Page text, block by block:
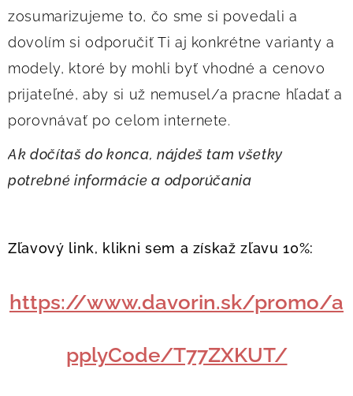
zosumarizujeme to, čo sme si povedali a
dovolím si odporučiť Ti aj konkrétne varianty a
modely, ktoré by mohli byť vhodné a cenovo
prijateľné, aby si už nemusel/a pracne hľadať a
porovnávať po celom internete.
Ak dočítaš do konca, nájdeš tam všetky
potrebné informácie a odporúčania
Zľavový link, klikni sem a získaž zľavu 10%:
https://www.davorin.sk/promo/a
pplyCode/T77ZXKUT/